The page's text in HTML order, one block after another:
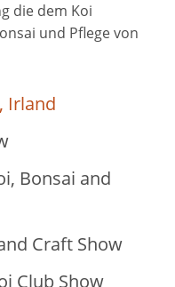
die dem Koi
und Pflege von
Irland
Bonsai and
Craft Show
Club Show